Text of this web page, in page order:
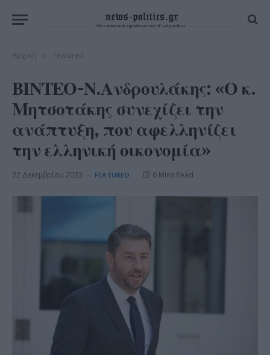
Αρχική Featured
ΒΙΝΤΕΟ-Ν.Ανδρουλάκης: «Ο κ.
Μητσοτάκης συνεχίζει την
ανάπτυξη, που αφελληνίζει
την ελληνική οικονομία»
22 Δεκεμβρίου 2023 FEATURED 6 Mins Read